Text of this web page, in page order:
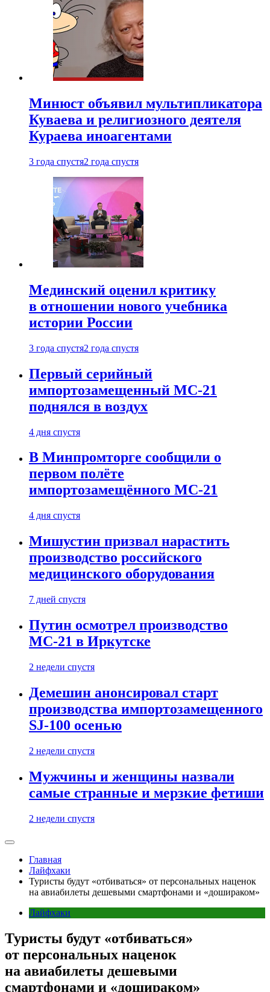
Минюст объявил мультипликатора
Куваева и религиозного деятеля
Кураева иноагентами
3 года спустя2 года спустя
Мединский оценил критику
в отношении нового учебника
истории России
3 года спустя2 года спустя
Первый серийный
импортозамещенный МС-21
поднялся в воздух
4 дня спустя
В Минпромторге сообщили о
первом полёте
импортозамещённого МС-21
4 дня спустя
Мишустин призвал нарастить
производство российского
медицинского оборудования
7 дней спустя
Путин осмотрел производство
МС-21 в Иркутске
2 недели спустя
Демешин анонсировал старт
производства импортозамещенного
SJ-100 осенью
2 недели спустя
Мужчины и женщины назвали
самые странные и мерзкие фетиши
2 недели спустя
Главная
Лайфхаки
Туристы будут «отбиваться» от персональных наценок
на авиабилеты дешевыми смартфонами и «дошираком»
Лайфхаки
Туристы будут «отбиваться»
от персональных наценок
на авиабилеты дешевыми
смартфонами и «дошираком»